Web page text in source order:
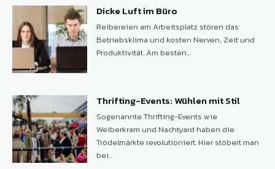
Dicke Luft im Büro
Reibereien am Arbeitsplatz stören das
Betriebsklima und kosten Nerven, Zeit und
Produktivität. Am besten...
Thrifting-Events: Wühlen mit Stil
Sogenannte Thrifting-Events wie
Weiberkram und Nachtyard haben die
Trödelmärkte revolutioniert. Hier stöbert man
bei...